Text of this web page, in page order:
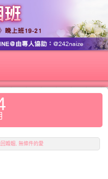
婚姻 無條件的愛